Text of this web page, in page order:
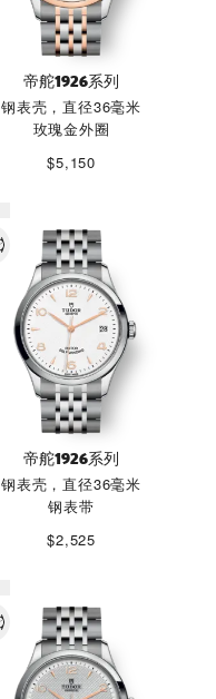
帝舵1926系列
钢表壳，直径36毫米
玫瑰金外圈
$5,150
帝舵1926系列
钢表壳，直径36毫米
钢表带
$2,525